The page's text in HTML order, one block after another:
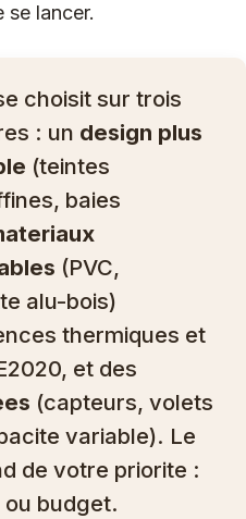
se lancer.
choisit sur trois
: un design plus
(teintes
baies
(PVC,
alu-bois)
thermiques et
et des
(capteurs, volets
variable). Le
de votre priorite :
budget.